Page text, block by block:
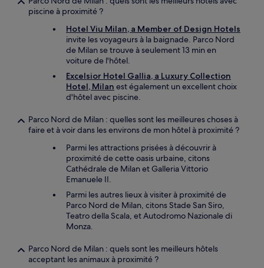
piscine à proximité ?
Hotel Viu Milan, a Member of Design Hotels
invite les voyageurs à la baignade. Parco Nord
de Milan se trouve à seulement 13 min en
voiture de l'hôtel.
Excelsior Hotel Gallia, a Luxury Collection
Hotel, Milan est également un excellent choix
d'hôtel avec piscine.
Parco Nord de Milan : quelles sont les meilleures choses à
faire et à voir dans les environs de mon hôtel à proximité ?
Parmi les attractions prisées à découvrir à
proximité de cette oasis urbaine, citons
Cathédrale de Milan et Galleria Vittorio
Emanuele II.
Parmi les autres lieux à visiter à proximité de
Parco Nord de Milan, citons Stade San Siro,
Teatro della Scala, et Autodromo Nazionale di
Monza.
Parco Nord de Milan : quels sont les meilleurs hôtels
acceptant les animaux à proximité ?